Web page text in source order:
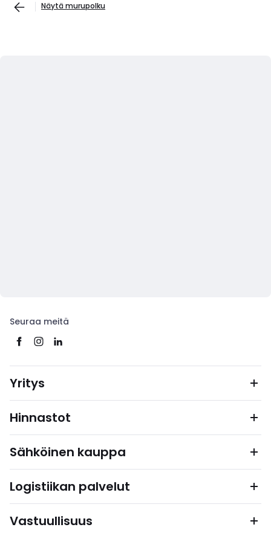
Näytä murupolku
Seuraa meitä
Yritys
Hinnastot
Sähköinen kauppa
Logistiikan palvelut
Vastuullisuus